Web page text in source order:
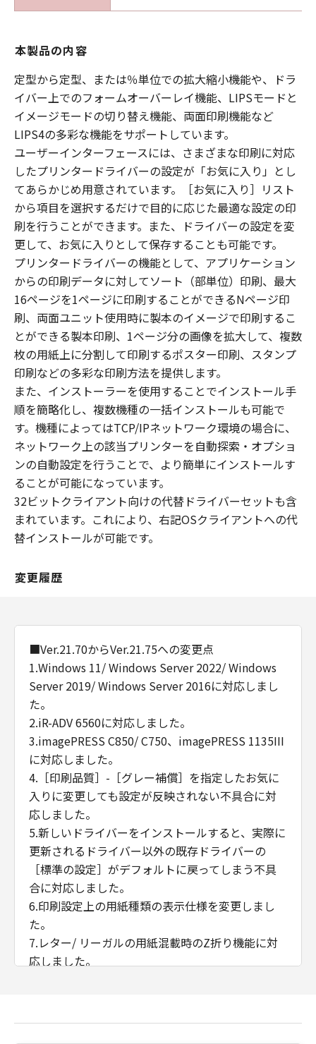
本製品の内容
定型から定型、または％単位での拡大縮小機能や、ドラ
イバー上でのフォームオーバーレイ機能、LIPSモードと
イメージモードの切り替え機能、両面印刷機能など
LIPS4の多彩な機能をサポートしています。
ユーザーインターフェースには、さまざまな印刷に対応
したプリンタードライバーの設定が「お気に入り」とし
てあらかじめ用意されています。［お気に入り］リスト
から項目を選択するだけで目的に応じた最適な設定の印
刷を行うことができます。また、ドライバーの設定を変
更して、お気に入りとして保存することも可能です。
プリンタードライバーの機能として、アプリケーション
からの印刷データに対してソート（部単位）印刷、最大
16ページを1ページに印刷することができるNページ印
刷、両面ユニット使用時に製本のイメージで印刷するこ
とができる製本印刷、1ページ分の画像を拡大して、複数
枚の用紙上に分割して印刷するポスター印刷、スタンプ
印刷などの多彩な印刷方法を提供します。
また、インストーラーを使用することでインストール手
順を簡略化し、複数機種の一括インストールも可能で
す。機種によってはTCP/IPネットワーク環境の場合に、
ネットワーク上の該当プリンターを自動探索・オプショ
ンの自動設定を行うことで、より簡単にインストールす
ることが可能になっています。
32ビットクライアント向けの代替ドライバーセットも含
まれています。これにより、右記OSクライアントへの代
替インストールが可能です。
変更履歴
■Ver.21.70からVer.21.75への変更点
1.Windows 11/ Windows Server 2022/ Windows
Server 2019/ Windows Server 2016に対応しまし
た。
2.iR-ADV 6560に対応しました。
3.imagePRESS C850/ C750、imagePRESS 1135III
に対応しました。
4.［印刷品質］-［グレー補償］を指定したお気に
入りに変更しても設定が反映されない不具合に対
応しました。
5.新しいドライバーをインストールすると、実際に
更新されるドライバー以外の既存ドライバーの
［標準の設定］がデフォルトに戻ってしまう不具
合に対応しました。
6.印刷設定上の用紙種類の表示仕様を変更しまし
た。
7.レター/ リーガルの用紙混載時のZ折り機能に対
応しました。